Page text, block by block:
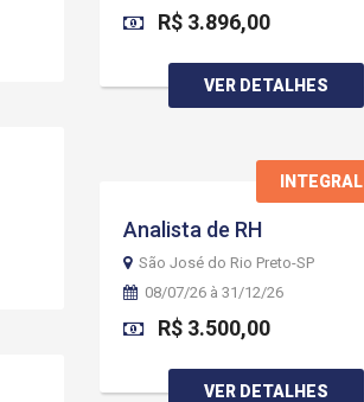
R$ 3.896,00
VER DETALHES
INTEGRAL
Analista de RH
São José do Rio Preto-SP
08/07/26 à 31/12/26
R$ 3.500,00
VER DETALHES